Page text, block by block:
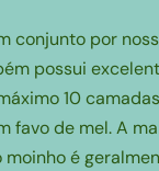
conjunto por
possui
10
de mel. A
é